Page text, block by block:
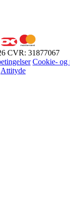
CVR: 31877067
Cookie-
Attityde